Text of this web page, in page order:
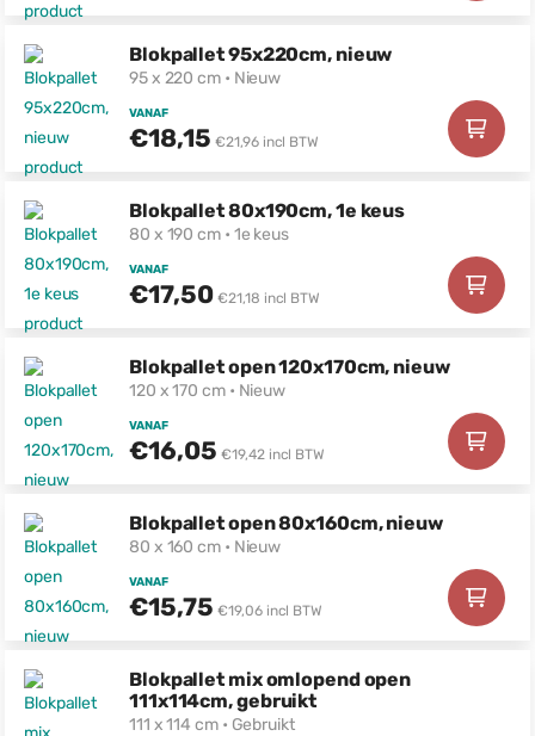
Blokpallet 95x220cm, nieuw
95 x 220 cm • Nieuw
VANAF
€18,15 €21,96 incl BTW
Blokpallet 80x190cm, 1e keus
80 x 190 cm • 1e keus
VANAF
€17,50 €21,18 incl BTW
Blokpallet open 120x170cm, nieuw
120 x 170 cm • Nieuw
VANAF
€16,05 €19,42 incl BTW
Blokpallet open 80x160cm, nieuw
80 x 160 cm • Nieuw
VANAF
€15,75 €19,06 incl BTW
Blokpallet mix omlopend open
111x114cm, gebruikt
111 x 114 cm • Gebruikt